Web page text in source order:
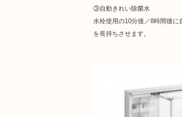
③自動きれい除菌水
水栓使用の10分後／8時間後
を長持ちさせます。